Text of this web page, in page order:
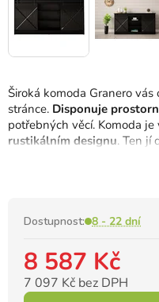
Široká komoda Granero
stránce. Disponuje
potřebných věcí. Komoda je
rustikálním designu. Ten jí
Dostupnost: 8 - 22 dní
8 587 Kč
7 097 Kč bez DPH